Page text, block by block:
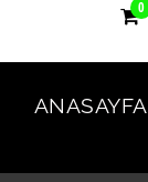
0
ANASAYFA